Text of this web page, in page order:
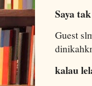
Saya
Guest
kalau